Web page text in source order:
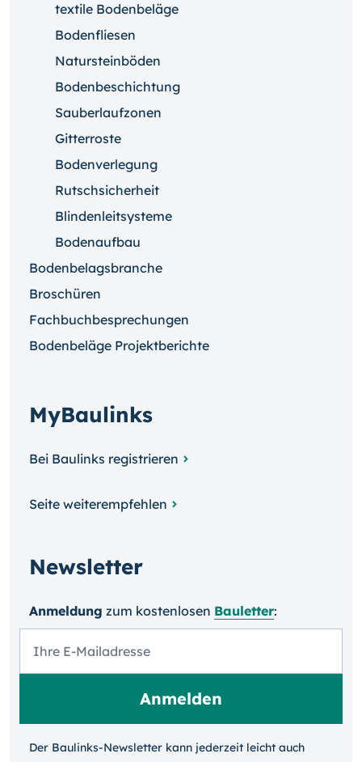
textile Bodenbeläge
Bodenfliesen
Natursteinböden
Bodenbeschichtung
Sauberlaufzonen
Gitterroste
Bodenverlegung
Rutschsicherheit
Blindenleitsysteme
Bodenaufbau
Bodenbelagsbranche
Broschüren
Fachbuchbesprechungen
Bodenbeläge Projektberichte
MyBaulinks
Bei Baulinks registrieren
Seite weiterempfehlen
Newsletter
Anmeldung zum kosten­losen Bauletter:
Der Baulinks-Newsletter kann jeder­zeit leicht auch